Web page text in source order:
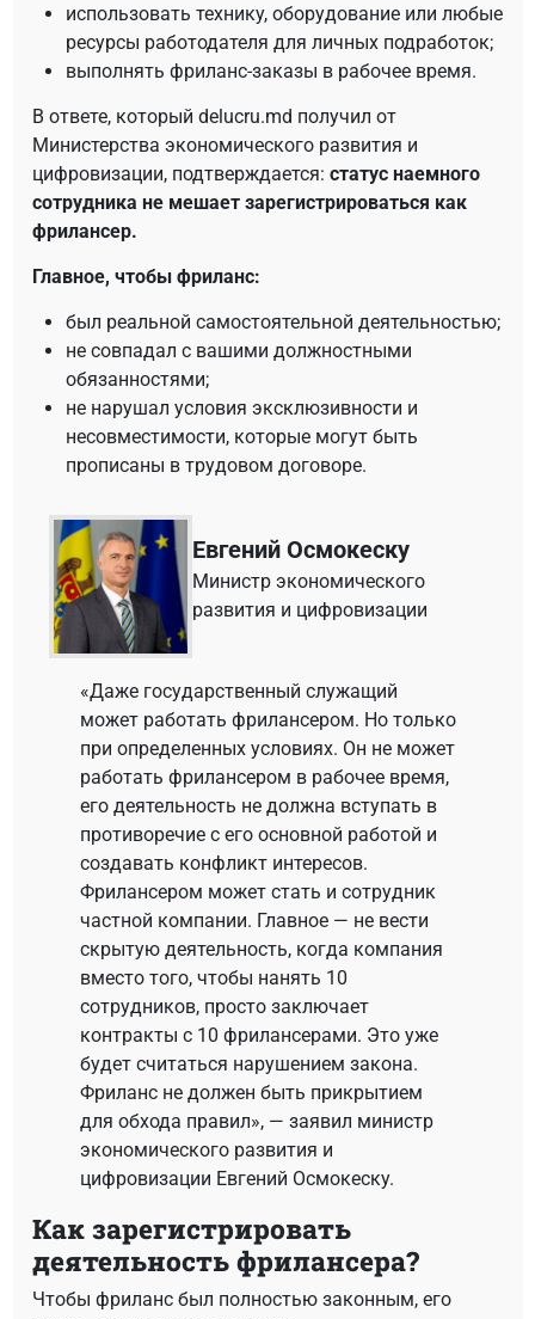
использовать технику, оборудование или любые
ресурсы работодателя для личных подработок;
выполнять фриланс-заказы в рабочее время.
В ответе, который delucru.md получил от
Министерства экономического развития и
цифровизации, подтверждается: статус наемного
сотрудника не мешает зарегистрироваться как
фрилансер.
Главное, чтобы фриланс:
был реальной самостоятельной деятельностью;
не совпадал с вашими должностными
обязанностями;
не нарушал условия эксклюзивности и
несовместимости, которые могут быть
прописаны в трудовом договоре.
Евгений Осмокеску
Mинистр экономического
развития и цифровизации
«Даже государственный служащий
может работать фрилансером. Но только
при определенных условиях. Он не может
работать фрилансером в рабочее время,
его деятельность не должна вступать в
противоречие с его основной работой и
создавать конфликт интересов.
Фрилансером может стать и сотрудник
частной компании. Главное — не вести
скрытую деятельность, когда компания
вместо того, чтобы нанять 10
сотрудников, просто заключает
контракты с 10 фрилансерами. Это уже
будет считаться нарушением закона.
Фриланс не должен быть прикрытием
для обхода правил», — заявил министр
экономического развития и
цифровизации Евгений Осмокеску.
Как зарегистрировать
деятельность фрилансера?
Чтобы фриланс был полностью законным, его